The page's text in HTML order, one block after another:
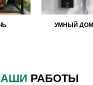
УМНЫЙ ДОМ
РАБОТЫ